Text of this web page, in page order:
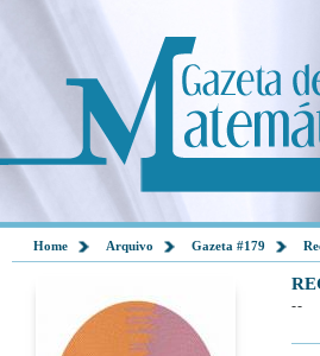
Home Arquivo Gazeta #179
--